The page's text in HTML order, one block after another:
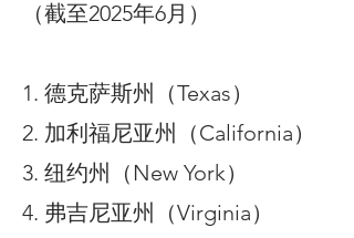
（截至2025年6月）
1. 德克萨斯州（Texas）
2. 加利福尼亚州（California）
3. 纽约州（New York）
4. 弗吉尼亚州（Virginia）